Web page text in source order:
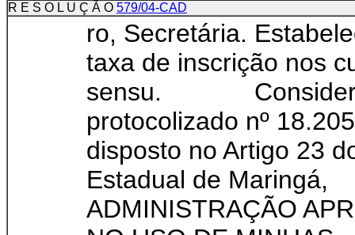
R E S O L U Ç Ã O 579/04-CAD
ro, Secretária.
taxa de inscrição nos
sensu.
protocolizado nº
disposto no Artigo 23
Estadual de
ADMINISTRAÇÃO